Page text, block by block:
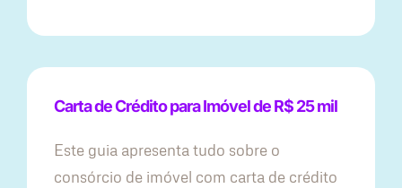
Carta de Crédito para Imóvel de R$ 25 mil
Este guia apresenta tudo sobre o
consórcio de imóvel com carta de crédito